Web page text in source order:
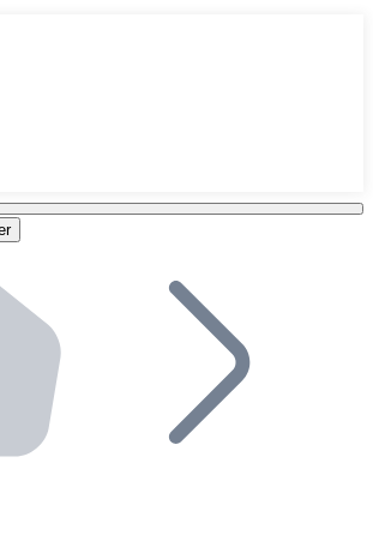
solución en tu plataforma.
Bitnovo en tu negocio y permite que
API en tu ecosistema.
red de distribuidores.